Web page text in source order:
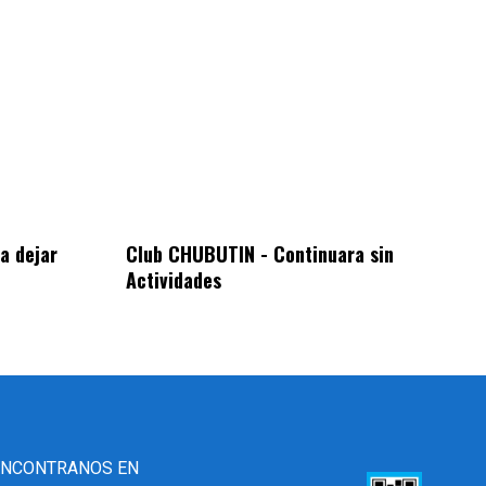
dejar
Club CHUBUTIN - Continuara sin
Actividades
EN